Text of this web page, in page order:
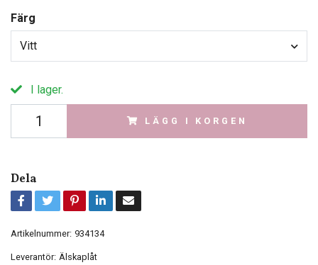
Färg
Vitt
I lager.
LÄGG I KORGEN
Dela
Artikelnummer: 934134
Leverantör: Älskaplåt